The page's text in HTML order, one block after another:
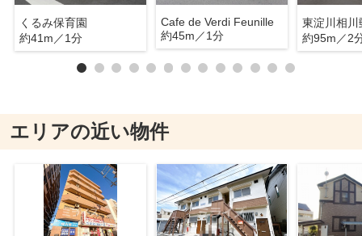
くるみ保育園
約41m／1分
Cafe de Verdi Feunille
約45m／1分
東淀川相川
約95m／2
エリアの近い物件